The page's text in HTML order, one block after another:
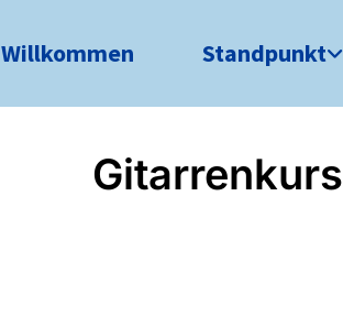
Willkommen Standpunkt
Gitarrenkurs